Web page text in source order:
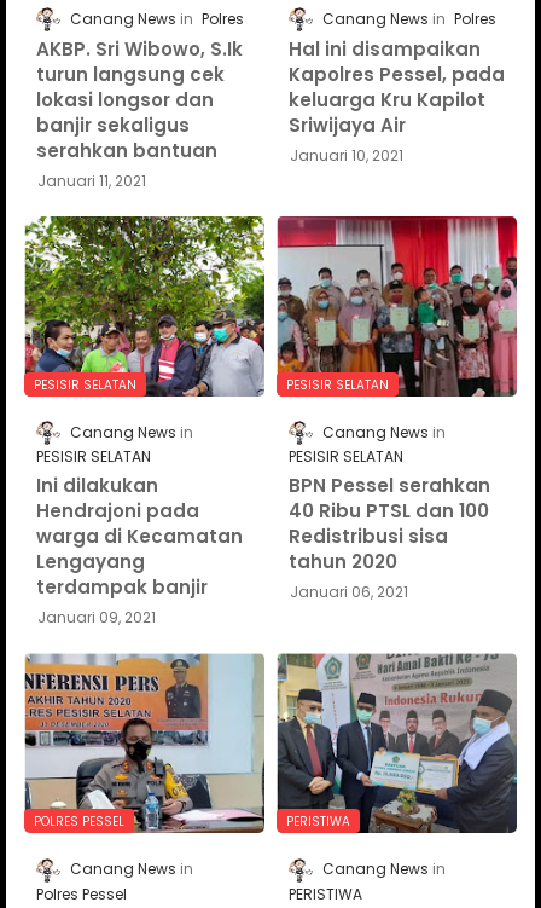
Canang News Polres
AKBP. Sri Wibowo, S.Ik
turun langsung cek
lokasi longsor dan
banjir sekaligus
serahkan bantuan
Januari 11, 2021
Canang News Polres
Hal ini disampaikan
Kapolres Pessel, pada
keluarga Kru Kapilot
Sriwijaya Air
Januari 10, 2021
PESISIR SELATAN
Canang News
PESISIR SELATAN
Ini dilakukan
Hendrajoni pada
warga di Kecamatan
Lengayang
terdampak banjir
Januari 09, 2021
PESISIR SELATAN
Canang News
PESISIR SELATAN
BPN Pessel serahkan
40 Ribu PTSL dan 100
Redistribusi sisa
tahun 2020
Januari 06, 2021
POLRES PESSEL
Canang News
Polres Pessel
PERISTIWA
Canang News
PERISTIWA